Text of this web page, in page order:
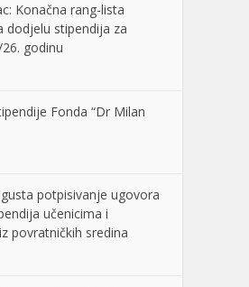
Konačna rang-lista
dodjelu stipendija za
godinu
Fonda “Dr Milan
potpisivanje ugovora
učenicima i
povratničkih sredina